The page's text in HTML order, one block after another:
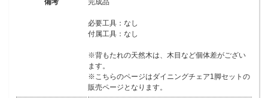
備考 完成品
必要工具：なし
付属工具：なし
※背もたれの天然木は、木目など個体差がござい
ます。
※こちらのページはダイニングチェア1脚セットの
販売ページとなります。